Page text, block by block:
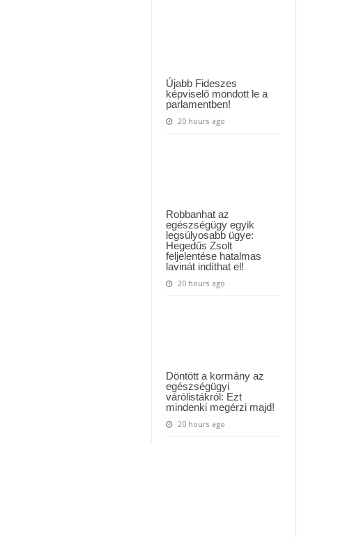
Újabb Fideszes
képviselő mondott le a
parlamentben!
20 hours ago
Robbanhat az
egészségügy egyik
legsúlyosabb ügye:
Hegedűs Zsolt
feljelentése hatalmas
lavinát indíthat el!
20 hours ago
Döntött a kormány az
egészségügyi
várólistákról: Ezt
mindenki megérzi majd!
20 hours ago